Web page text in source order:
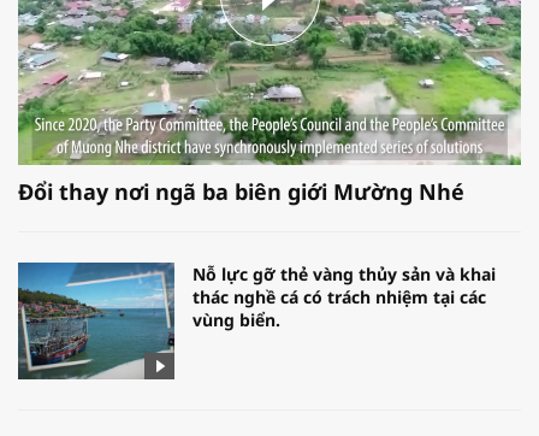
Đổi thay nơi ngã ba biên giới Mường Nhé
Nỗ lực gỡ thẻ vàng thủy sản và khai
thác nghề cá có trách nhiệm tại các
vùng biển.